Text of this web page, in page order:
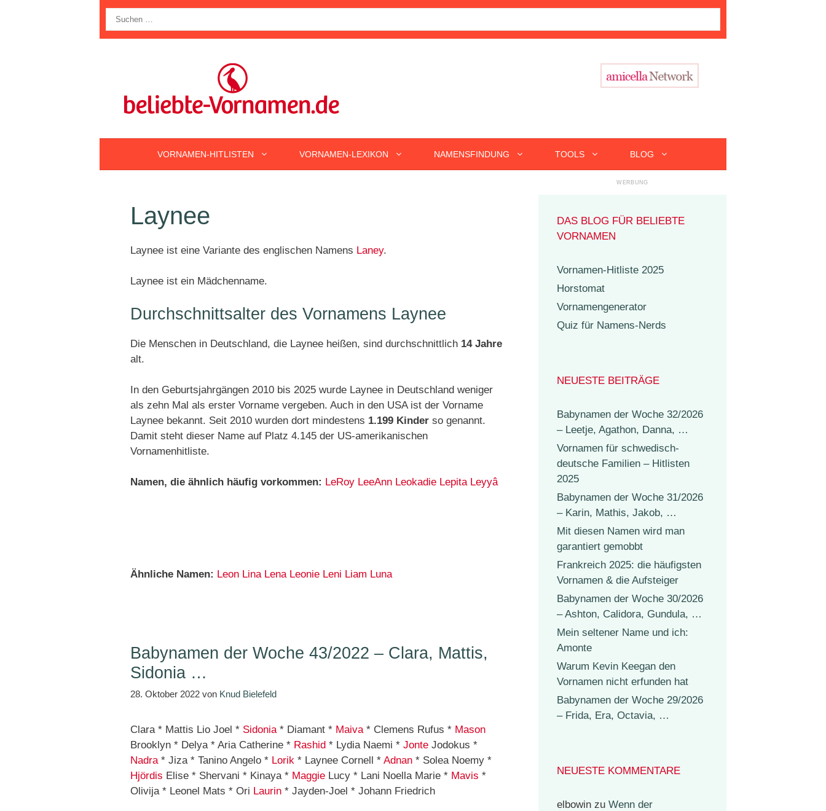
nach:
VORNAMEN-HITLISTEN VORNAMEN-LEXIKON NAMENSFINDUNG TOOLS BLOG
Laynee
Laynee ist eine Variante des englischen Namens Laney.
Laynee ist ein Mädchenname.
Durchschnittsalter des Vornamens Laynee
Die Menschen in Deutschland, die Laynee heißen, sind durchschnittlich 14 Jahre
alt.
In den Geburtsjahrgängen 2010 bis 2025 wurde Laynee in Deutschland weniger
als zehn Mal als erster Vorname vergeben. Auch in den USA ist der Vorname
Laynee bekannt. Seit 2010 wurden dort mindestens 1.199 Kinder so genannt.
Damit steht dieser Name auf Platz 4.145 der US-amerikanischen
Vornamenhitliste.
Namen, die ähnlich häufig vorkommen: LeRoy LeeAnn Leokadie Lepita Leyyâ
Ähnliche Namen: Leon Lina Lena Leonie Leni Liam Luna
Babynamen der Woche 43/2022 – Clara, Mattis,
Sidonia …
28. Oktober 2022 von Knud Bielefeld
Clara * Mattis Lio Joel * Sidonia * Diamant * Maiva * Clemens Rufus * Mason
Brooklyn * Delya * Aria Catherine * Rashid * Lydia Naemi * Jonte Jodokus *
Nadra * Jiza * Tanino Angelo * Lorik * Laynee Cornell * Adnan * Solea Noemy *
Hjördis Elise * Shervani * Kinaya * Maggie Lucy * Lani Noella Marie * Mavis *
Olivija * Leonel Mats * Ori Laurin * Jayden-Joel * Johann Friedrich
DAS BLOG FÜR BELIEBTE
VORNAMEN
Vornamen-Hitliste 2025
Horstomat
Vornamengenerator
Quiz für Namens-Nerds
NEUESTE BEITRÄGE
Babynamen der Woche 32/2026
– Leetje, Agathon, Danna, …
Vornamen für schwedisch-
deutsche Familien – Hitlisten
2025
Babynamen der Woche 31/2026
– Karin, Mathis, Jakob, …
Mit diesen Namen wird man
garantiert gemobbt
Frankreich 2025: die häufigsten
Vornamen & die Aufsteiger
Babynamen der Woche 30/2026
– Ashton, Calidora, Gundula, …
Mein seltener Name und ich:
Amonte
Warum Kevin Keegan den
Vornamen nicht erfunden hat
Babynamen der Woche 29/2026
– Frida, Era, Octavia, …
NEUESTE KOMMENTARE
elbowin zu Wenn der